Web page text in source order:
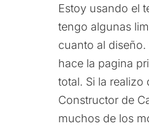
Estoy usando el
tengo algunas
cuanto al diseño.
hace la pagina
total. Si la realizo
Constructor de
muchos de los